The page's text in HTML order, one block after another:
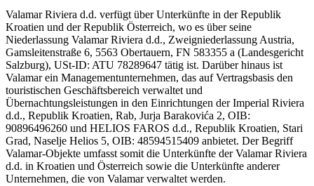
Valamar Riviera d.d. verfügt über Unterkünfte in der Republik
Kroatien und der Republik Österreich, wo es über seine
Niederlassung Valamar Riviera d.d., Zweigniederlassung Austria,
Gamsleitenstraße 6, 5563 Obertauern, FN 583355 a (Landesgericht
Salzburg), USt-ID: ATU 78289647 tätig ist. Darüber hinaus ist
Valamar ein Managementunternehmen, das auf Vertragsbasis den
touristischen Geschäftsbereich verwaltet und
Übernachtungsleistungen in den Einrichtungen der Imperial Riviera
d.d., Republik Kroatien, Rab, Jurja Barakovića 2, OIB:
90896496260 und HELIOS FAROS d.d., Republik Kroatien, Stari
Grad, Naselje Helios 5, OIB: 48594515409 anbietet. Der Begriff
Valamar-Objekte umfasst somit die Unterkünfte der Valamar Riviera
d.d. in Kroatien und Österreich sowie die Unterkünfte anderer
Unternehmen, die von Valamar verwaltet werden.